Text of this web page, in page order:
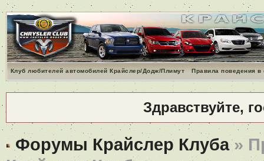
Клуб любителей автомобилей Крайслер/Додж/Плимут Правила поведения
Здравствуйте,
Форумы Крайслер Клуба»